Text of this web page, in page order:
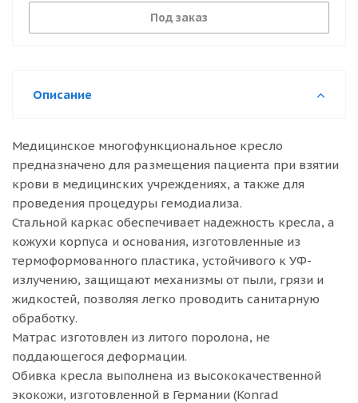
Под заказ
Описание
Медицинское многофункциональное кресло
предназначено для размещения пациента при взятии
крови в медицинских учреждениях, а также для
проведения процедуры гемодиализа.
Стальной каркас обеспечивает надежность кресла, а
кожухи корпуса и основания, изготовленные из
термоформованного пластика, устойчивого к УФ-
излучению, защищают механизмы от пыли, грязи и
жидкостей, позволяя легко проводить санитарную
обработку.
Матрас изготовлен из литого поролона, не
поддающегося деформации.
Обивка кресла выполнена из высококачественной
экокожи, изготовленной в Германии (Konrad